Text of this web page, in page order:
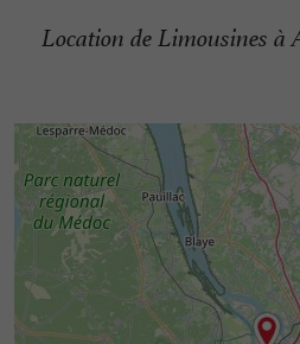
Location de Limousines à